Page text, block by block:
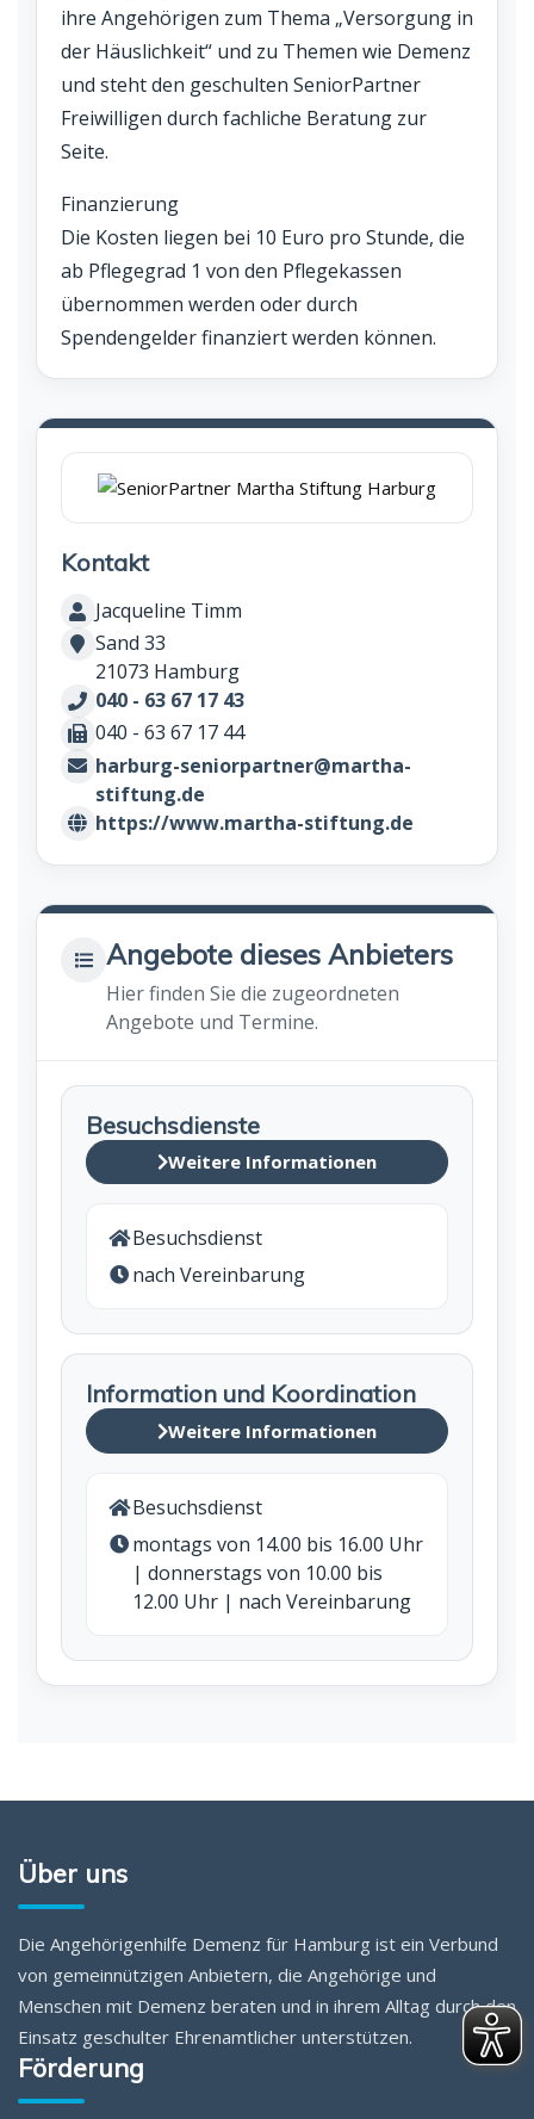
ihre Angehörigen zum Thema „Versorgung in
der Häuslichkeit“ und zu Themen wie Demenz
und steht den geschulten SeniorPartner
Freiwilligen durch fachliche Beratung zur
Seite.
Finanzierung
Die Kosten liegen bei 10 Euro pro Stunde, die
ab Pflegegrad 1 von den Pflegekassen
übernommen werden oder durch
Spendengelder finanziert werden können.
Kontakt
Jacqueline Timm
Sand 33
21073 Hamburg
040 - 63 67 17 43
040 - 63 67 17 44
harburg-seniorpartner@martha-
stiftung.de
https://www.martha-stiftung.de
Angebote dieses Anbieters
Hier finden Sie die zugeordneten
Angebote und Termine.
Besuchsdienste
Weitere Informationen
Besuchsdienst
nach Vereinbarung
Information und Koordination
Weitere Informationen
Besuchsdienst
montags von 14.00 bis 16.00 Uhr
| donnerstags von 10.00 bis
12.00 Uhr | nach Vereinbarung
Über uns
Die Angehörigenhilfe Demenz für Hamburg ist ein Verbund
von gemeinnützigen Anbietern, die Angehörige und
Menschen mit Demenz beraten und in ihrem Alltag durch den
Einsatz geschulter Ehrenamtlicher unterstützen.
Förderung